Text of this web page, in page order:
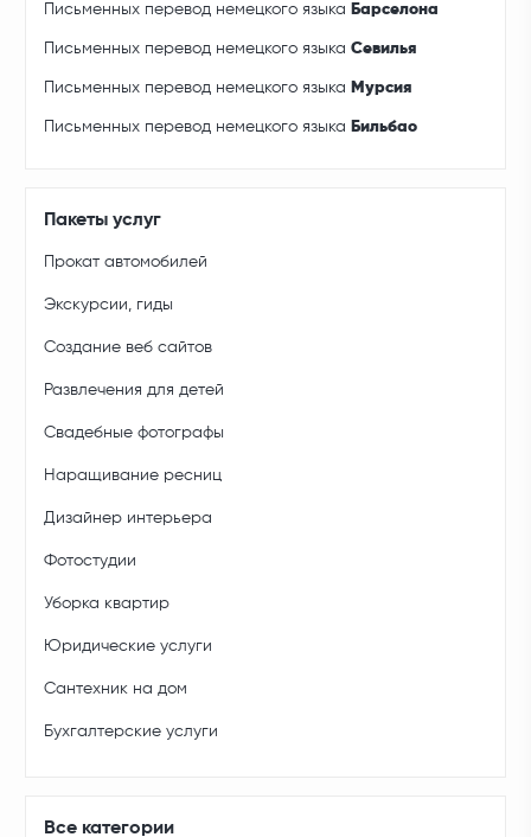
Письменных перевод немецкого языка Барселона
Письменных перевод немецкого языкаСевилья
Письменных перевод немецкого языка Мурсия
Письменных перевод немецкого языка Бильбао
Пакеты услуг
Прокат автомобилей
Экскурсии, гиды
Создание веб сайтов
Развлечения для детей
Свадебные фотографы
Наращивание ресниц
Дизайнер интерьера
Фотостудии
Уборка квартир
Юридические услуги
Сантехник на дом
Бухгалтерские услуги
Все категории